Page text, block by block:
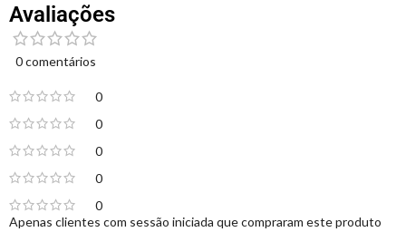
Avaliações
0 comentários
0
0
0
0
0
Apenas clientes com sessão iniciada que compraram este produto